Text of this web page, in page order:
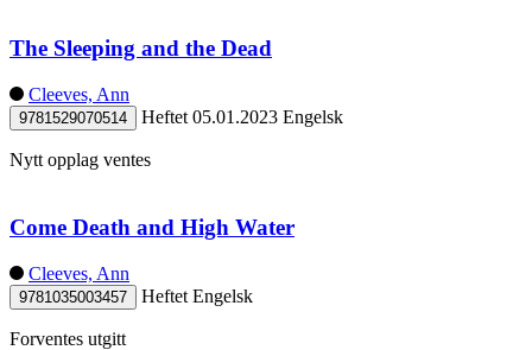
The Sleeping and the Dead
Cleeves, Ann
9781529070514 Heftet 05.01.2023 Engelsk
Nytt opplag ventes
Come Death and High Water
Cleeves, Ann
9781035003457 Heftet Engelsk
Forventes utgitt